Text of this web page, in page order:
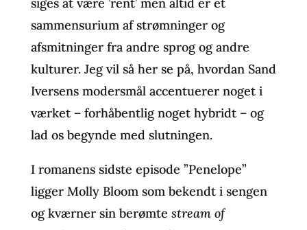
sammensurium af strømninger og
afsmitninger fra andre sprog og andre
kulturer. Jeg vil så her se på, hvordan Sand
Iversens modersmål accentuerer noget i
værket – forhåbentlig noget hybridt – og
lad os begynde med slutningen.
I romanens sidste episode ”Penelope”
ligger Molly Bloom som bekendt i sengen
og kværner sin berømte stream of